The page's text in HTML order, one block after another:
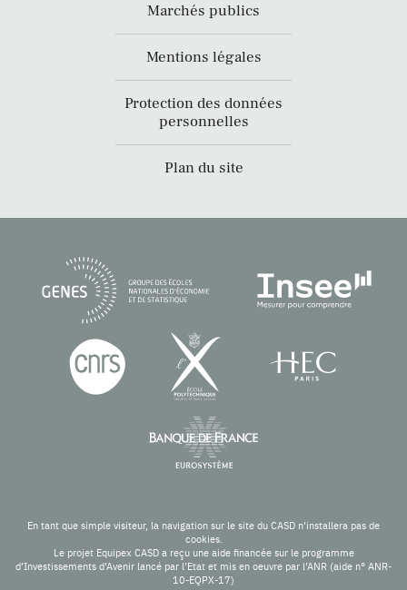
Marchés publics
Mentions légales
Protection des données
personnelles
Plan du site
En tant que simple visiteur, la navigation sur le site du CASD n'installera pas de
cookies.
Le projet Equipex CASD a reçu une aide financée sur le programme
d’Investissements d’Avenir lancé par l’Etat et mis en oeuvre par l’ANR (aide n° ANR-
10-EQPX-17)